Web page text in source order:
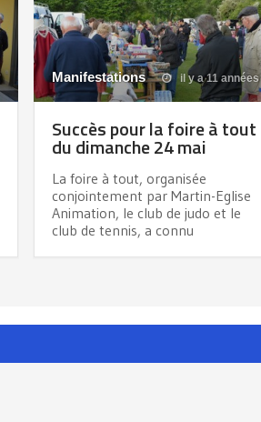
Manifestations il y a 11 années
Succès pour la foire à tout
du dimanche 24 mai
La foire à tout, organisée
conjointement par Martin-Eglise
Animation, le club de judo et le
club de tennis, a connu